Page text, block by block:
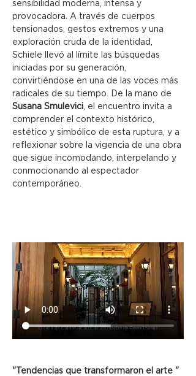
sensibilidad moderna, intensa y
provocadora. A través de cuerpos
tensionados, gestos extremos y una
exploración cruda de la identidad,
Schiele llevó al límite las búsquedas
iniciadas por su generación,
convirtiéndose en una de las voces más
radicales de su tiempo. De la mano de
Susana Smulevici, el encuentro invita a
comprender el contexto histórico,
estético y simbólico de esta ruptura, y a
reflexionar sobre la vigencia de una obra
que sigue incomodando, interpelando y
conmocionando al espectador
contemporáneo.
"Tendencias que transformaron el arte "